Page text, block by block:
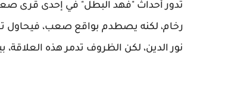
تدور أحداث "فهد البطل" في إحدى
رخام، لكنه يصطدم بواقع صعب، فيحاول
نور الدين، لكن الظروف تدمر هذه العلاقة،